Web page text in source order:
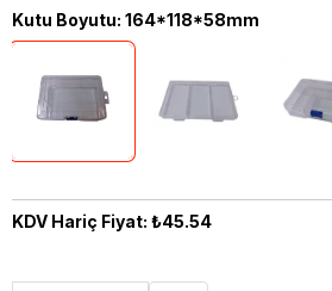
Kutu Boyutu: 164*118*58mm
KDV Hariç Fiyat: ₺45.54